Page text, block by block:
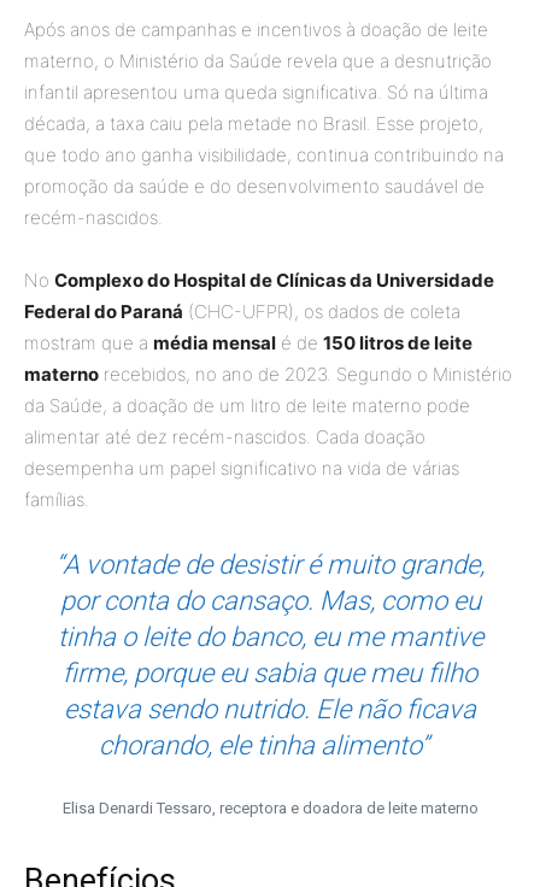
Após anos de campanhas e incentivos à doação de leite
materno, o Ministério da Saúde revela que a desnutrição
infantil apresentou uma queda significativa. Só na última
década, a taxa caiu pela metade no Brasil. Esse projeto,
que todo ano ganha visibilidade, continua contribuindo na
promoção da saúde e do desenvolvimento saudável de
recém-nascidos.
No Complexo do Hospital de Clínicas da Universidade
Federal do Paraná (CHC-UFPR), os dados de coleta
mostram que a média mensal é de 150 litros de leite
materno recebidos, no ano de 2023. Segundo o Ministério
da Saúde, a doação de um litro de leite materno pode
alimentar até dez recém-nascidos. Cada doação
desempenha um papel significativo na vida de várias
famílias.
“A vontade de desistir é muito grande,
por conta do cansaço. Mas, como eu
tinha o leite do banco, eu me mantive
firme, porque eu sabia que meu filho
estava sendo nutrido. Ele não ficava
chorando, ele tinha alimento”
Elisa Denardi Tessaro, receptora e doadora de leite materno